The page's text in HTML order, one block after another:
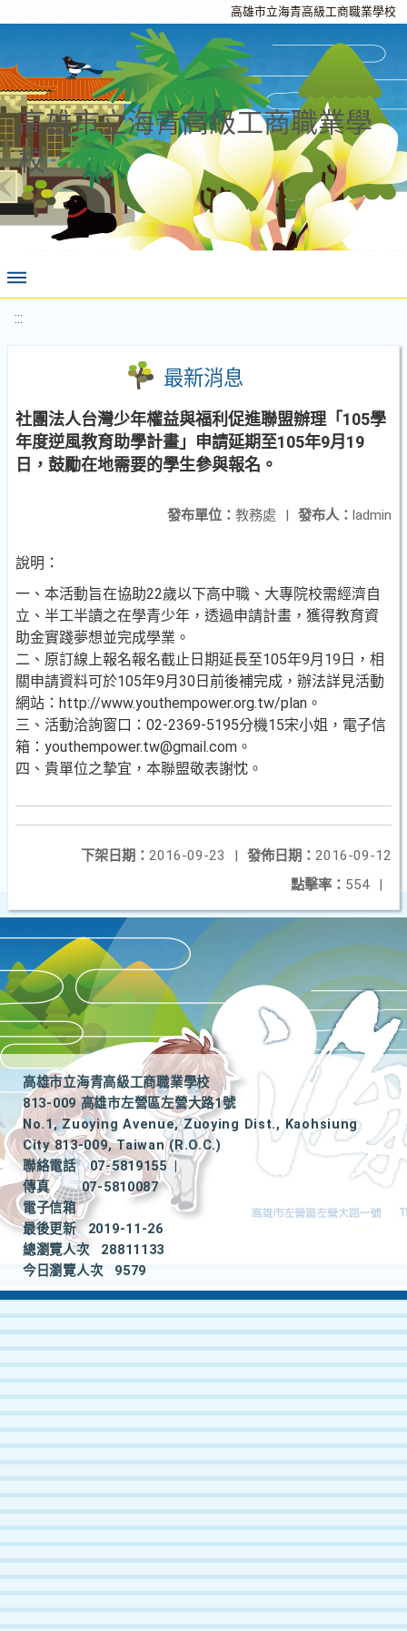
高雄市立海青高級工商職業學校
高雄市立海青高級工商職業學
校
:::
最新消息
社團法人台灣少年權益與福利促進聯盟辦理「105學
年度逆風教育助學計畫」申請延期至105年9月19
日，鼓勵在地需要的學生參與報名。
發布人： ladmin
發布單位： 教務處 |
說明：
一、本活動旨在協助22歲以下高中職、大專院校需經濟自
立、半工半讀之在學青少年，透過申請計畫，獲得教育資
助金實踐夢想並完成學業。
二、原訂線上報名報名截止日期延長至105年9月19日，相
關申請資料可於105年9月30日前後補完成，辦法詳見活動
網站：http://www.youthempower.org.tw/plan。
三、活動洽詢窗口：02-2369-5195分機15宋小姐，電子信
箱：youthempower.tw@gmail.com。
四、貴單位之摯宜，本聯盟敬表謝忱。
發佈日期： 2016-09-12
下架日期： 2016-09-23
|
點擊率： 554 |
高雄市立海青高級工商職業學校
813-009 高雄市左營區左營大路1號
No.1, Zuoying Avenue, Zuoying Dist., Kaohsiung
City 813-009, Taiwan (R.O.C.)
聯絡電話
07-5819155
|
傳真
07-5810087
電子信箱
最後更新
2019-11-26
總瀏覽人次
28811133
今日瀏覽人次
9579